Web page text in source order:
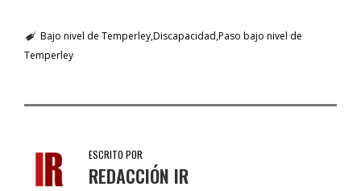
Bajo nivel de TemperleyDiscapacidad Paso bajo nivel de
Temperley
ESCRITO POR
REDACCIÓN IR